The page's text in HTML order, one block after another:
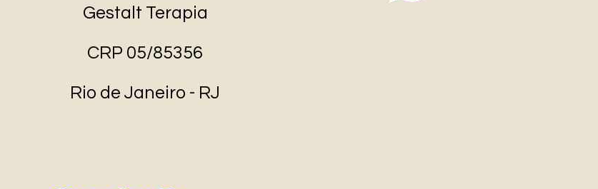
Gestalt Terapia
CRP 05/85356
Rio de Janeiro - RJ